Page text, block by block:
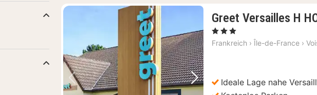
Vorheriges Bild Nächstes Bild
Greet Versailles H
, 3 Sterne
Frankreich › Île-de-France ›
Ideale Lage nahe